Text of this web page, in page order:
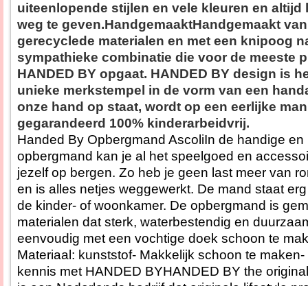
uiteenlopende stijlen en vele kleuren en altijd
weg te geven.HandgemaaktHandgemaakt
gerecyclede materialen en met een knipoog
sympathieke combinatie die voor de meeste
HANDED BY opgaat. HANDED BY design is
unieke merkstempel in de vorm van een
onze hand op staat, wordt op een eerlijke
gegarandeerd 100% kinderarbeidvrij.
Handed By Opbergmand AscoliIn de handige
opbergmand kan je al het speelgoed en
jezelf op bergen. Zo heb je geen last meer van
en is alles netjes weggewerkt. De mand staat
de kinder- of woonkamer. De opbergmand is
materialen dat sterk, waterbestendig en
eenvoudig met een vochtige doek schoon te
Materiaal: kunststof- Makkelijk schoon te
kennis met HANDED BYHANDED BY the